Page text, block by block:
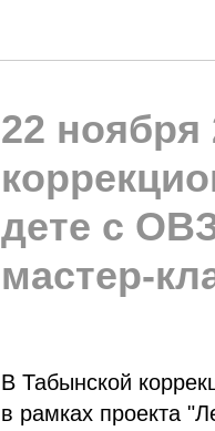
22 ноября
дете с
мастер-
В Табынской
в рамках проекта